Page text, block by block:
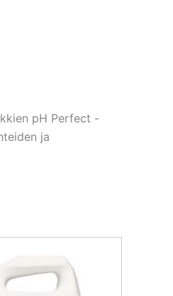
pH Perfect -
ja
oli:
58,00 €.
on:
52,20 €.